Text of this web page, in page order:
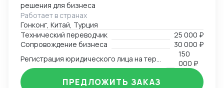
решения для бизнеса
Работает в странах
Гонконг, Китай, Турция
Технический переводчик
25 000 ₽
Сопровождение бизнеса
30 000 ₽
150
000 ₽
ПРЕДЛОЖИТЬ ЗАКАЗ